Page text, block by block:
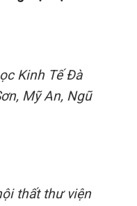
Kinh Tế Đà
Mỹ An, Ngũ
thất thư viện